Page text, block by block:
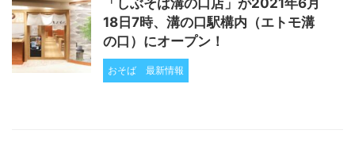
「しぶそば溝の口店」が2021年6月
18日7時、溝の口駅構内（エトモ溝
の口）にオープン！
おそば 最新情報